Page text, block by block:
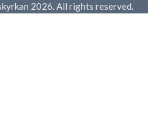
2026. All rights reserved.